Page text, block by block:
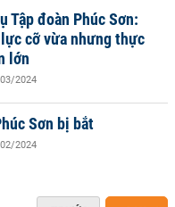
Tập đoàn Phúc Sơn:
cỡ vừa nhưng thực
lớn
2024
Sơn bị bắt
2024